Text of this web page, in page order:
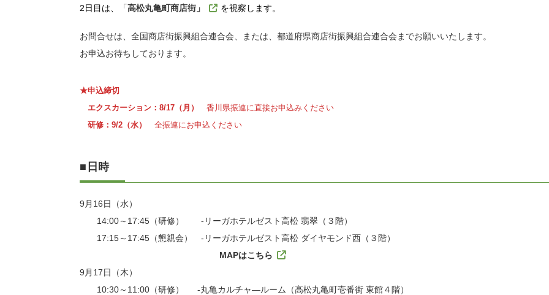
2日目は、
「高松丸亀町商店街」 を視察します。
お問合せは、全国商店街振興組合連合会、または、都道府県商店街振興組合連合会までお願いいたします。
お申込お待ちしております。
★申込締切
エクスカーション：8/17（月）
香川県振連に直接お申込みください
研修：9/2（水）
全振連にお申込ください
■日時
9月16日（水）
14:00～17:45（研修） -リーガホテルゼスト高松 翡翠（３階）
17:15～17:45（懇親会） -リーガホテルゼスト高松 ダイヤモンド西（３階）
MAPはこちら
9月17日（木）
10:30～11:00（研修） -丸亀カルチャ―ルーム（高松丸亀町壱番街 東館４階）